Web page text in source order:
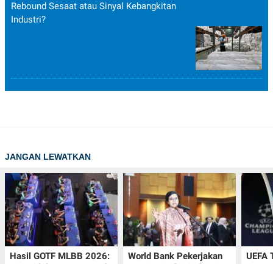
Rebound Sesaat atau Sinyal Kebangkitan
Industri?
JANGAN LEWATKAN
Hasil GOTF MLBB 2026:
World Bank Pekerjakan
UEFA